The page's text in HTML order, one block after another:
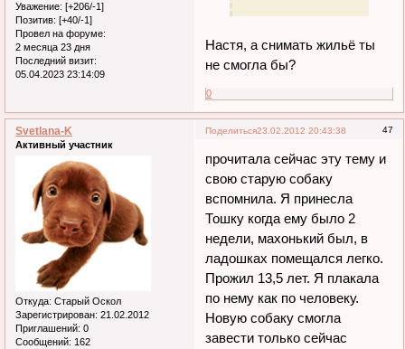
Уважение: [+206/-1]
Позитив: [+40/-1]
Провел на форуме:
2 месяца 23 дня
Последний визит:
05.04.2023 23:14:09
Настя, а снимать жильё ты
не смогла бы?
0
Поделиться 47
23.02.2012 20:43:38
Svetlana-K
Активный участник
Откуда: Старый Оскол
Зарегистрирован: 21.02.2012
Приглашений: 0
Сообщений: 162
прочитала сейчас эту тему и
свою старую собаку
вспомнила. Я принесла
Тошку когда ему было 2
недели, махонький был, в
ладошках помещался легко.
Прожил 13,5 лет. Я плакала
по нему как по человеку.
Новую собаку смогла
завести только сейчас